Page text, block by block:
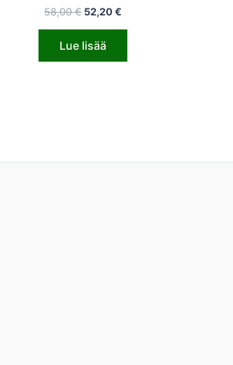
58,00€ 52,20€
Lue lisää